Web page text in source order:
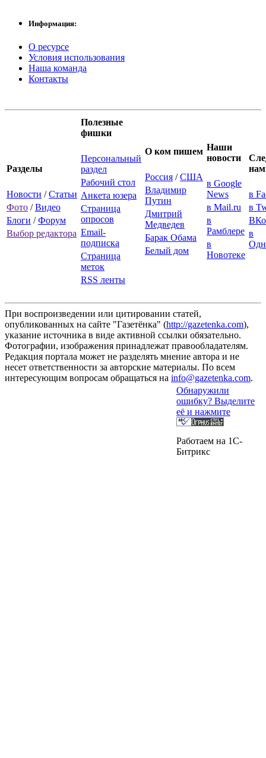
Информация:
О ресурсе
Условия использования
Наша команда
Контакты
Разделы
Новости /Статьи
Фото /Видео
Блоги /Форум
Выбор редактора
Полезные
фишки
Персональный
раздел
Рабочий стол
Анкета юзера
Страница
опросов
Email-
подписка
Страница
меток
RSS ленты
О ком пишем
Россия /США
Владимир
Путин
Дмитрий
Медведев
Барак Обама
Белый дом
Наши
новости
в Google
News
в Mail.ru
в
Рамблере
в
Новотеке
в
в
в
При воспроизведении или цитировании статей,
опубликованных на сайте "Газетёнка" (http://gazetenka.com),
указание источника в виде активной ссылки обязательно.
Фотографии, изображения принадлежат правообладателям.
Редакция портала может не разделять мнение автора и не
несет ответственности за авторские материалы. По всем
интересующим вопросам обращаться на info@gazetenka.com.
Обнаружили
ошибку? Выделите
её и нажмите
Работаем на 1C-
Битрикс